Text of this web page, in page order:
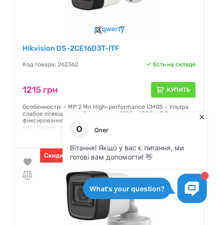
Hikvision DS-2CE16D3T-ITF
Код товара: 262362 Есть на складе
1215 грн КУПИТЬ
Особенности: – MP 2 Мп High-performance CMOS – Ультра
слабое освещение – Разрешение 1920 × 1080 – 2,8 мм с
фиксированной линзой – EXIR 2.0, интеллектуальный ИК,
расстояние до 30 м – OSD меню, 3D DNR, WDR 120 дБ,
переключатель день / ночь. Поддержка форматов (TVI /
Гарантия:12 месяцев
Скидка в корзине